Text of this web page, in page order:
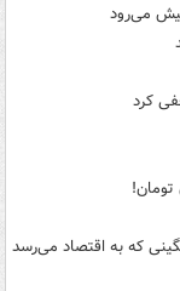
می‌رود
کرد
که به اقتصاد می‌رسد